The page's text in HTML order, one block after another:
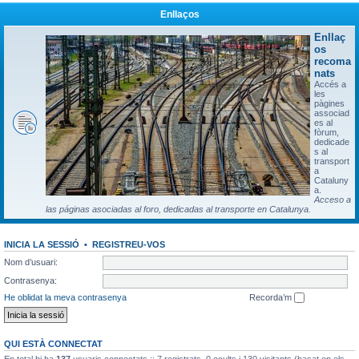
Enllaços
Enllaç
os
recoma
nats
Accés a
les
pàgines
associad
es al
fòrum,
dedicade
s al
transport
a
Cataluny
a.
Acceso a
las páginas asociadas al foro, dedicadas al transporte en Catalunya.
INICIA LA SESSIÓ • REGISTREU-VOS
Nom d’usuari:
Contrasenya:
He oblidat la meva contrasenya
Recorda’m
QUI ESTÀ CONNECTAT